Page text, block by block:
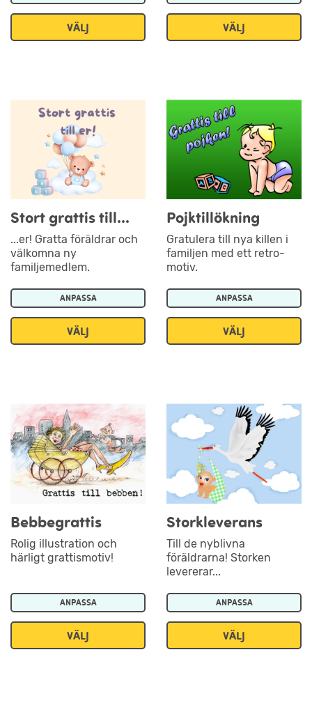
VÄLJ VÄLJ
Stort grattis till...
...er! Gratta föräldrar och
välkomna ny
familjemedlem.
ANPASSA
VÄLJ
Pojktillökning
Gratulera till nya killen i
familjen med ett retro-
motiv.
ANPASSA
VÄLJ
Bebbegrattis
Rolig illustration och
härligt grattismotiv!
ANPASSA
VÄLJ
Storkleverans
Till de nyblivna
föräldrarna! Storken
levererar...
ANPASSA
VÄLJ